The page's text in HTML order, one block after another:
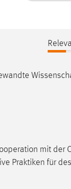
mit der
Praktiken für des